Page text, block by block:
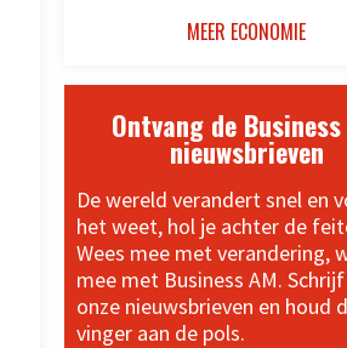
MEER ECONOMIE
Ontvang de Business
nieuwsbrieven
De wereld verandert snel en
het weet, hol je achter de
Wees mee met verandering,
mee met Business AM.
onze nieuwsbrieven en houd
vinger aan de pols.